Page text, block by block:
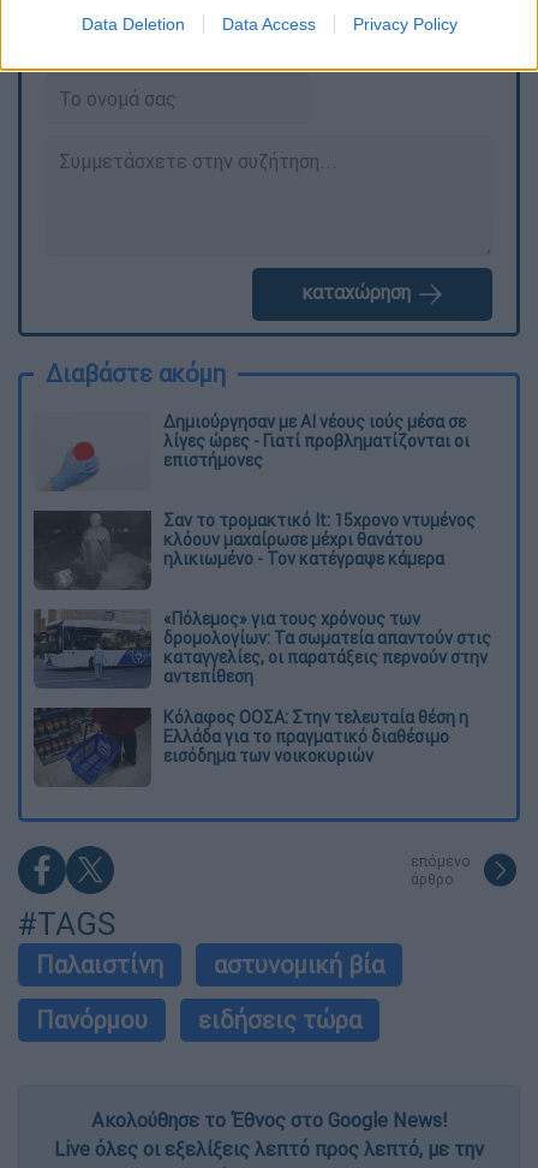
Data Deletion Data Access Privacy Policy
Τα σχολιά σας δημοσιεύονται άμεσα με δική σας ευθύνη. Το
ΕΘΝΟΣ θα παρεμβαίνει και τα προσβλητικά σχόλια θα
καταχώρηση
Διαβάστε ακόμη
Δημιούργησαν με AI νέους ιούς μέσα σε
λίγες ώρες - Γιατί προβληματίζονται οι
επιστήμονες
Σαν το τρομακτικό It: 15χρονο ντυμένος
κλόουν μαχαίρωσε μέχρι θανάτου
ηλικιωμένο - Τον κατέγραψε κάμερα
«Πόλεμος» για τους χρόνους των
δρομολογίων: Τα σωματεία απαντούν στις
καταγγελίες, οι παρατάξεις περνούν στην
αντεπίθεση
Κόλαφος ΟΟΣΑ: Στην τελευταία θέση η
Ελλάδα για το πραγματικό διαθέσιμο
εισόδημα των νοικοκυριών
επόμενο
άρθρο
#TAGS
Παλαιστίνη
αστυνομική βία
Πανόρμου
ειδήσεις τώρα
Ακολούθησε το Έθνος στο Google News!
Live όλες οι εξελίξεις λεπτό προς λεπτό, με την